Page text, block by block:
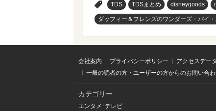
TDS TDSまとめ disneygoods
ダッフィー＆フレンズのワンダーズ・バイ
会社案内 プライバシーポリシー アクセスデー
一般の読者の方・ユーザーの方からのお問い合
カテゴリー
エンタメ･テレビ